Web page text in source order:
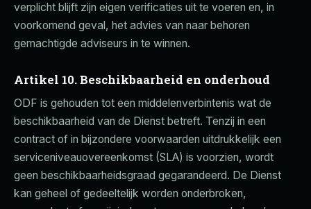
verplicht blijft zijn eigen verificaties uit te voeren en, in
voorkomend geval, het advies van naar behoren
gemachtigde adviseurs in te winnen.
Artikel 10. Beschikbaarheid en onderhoud
ODF is gehouden tot een middelenverbintenis wat de
beschikbaarheid van de Dienst betreft. Tenzij in een
contract of in bijzondere voorwaarden uitdrukkelijk een
serviceniveauovereenkomst (SLA) is voorzien, wordt
geen beschikbaarheidsgraad gegarandeerd. De Dienst
kan geheel of gedeeltelijk worden onderbroken,